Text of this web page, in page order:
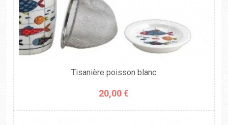
Tisanière poisson blanc
20,00 €